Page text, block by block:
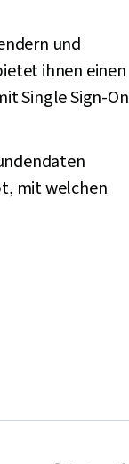
und
ihnen einen
Single Sign-On
mit welchen